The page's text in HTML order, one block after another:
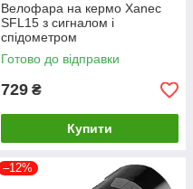
Велофара на кермо Xanec
SFL15 з сигналом і
спідометром
Готово до відправки
729 ₴
Купити
–12%